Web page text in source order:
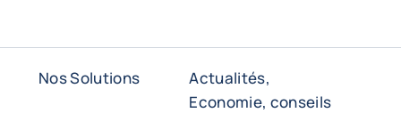
Nos Solutions
Actualités,
Economie, conseils